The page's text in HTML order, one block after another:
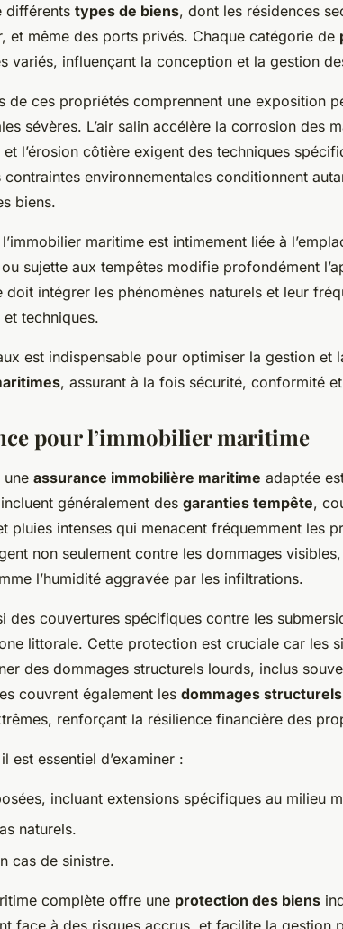
différents types de biens, dont les résidences
et même des ports privés. Chaque catégorie de
variés, influençant la conception et la gestion
de ces propriétés comprennent une exposition
sévères. L’air salin accélère la corrosion des
l’érosion côtière exigent des techniques
environnementales conditionnent
biens.
maritime est intimement liée à
sujette aux tempêtes modifie profondément
doit intégrer les phénomènes naturels et leur
techniques.
est indispensable pour optimiser la gestion et
, assurant à la fois sécurité, conformité
pour l’immobilier maritime
assurance immobilière maritime adaptée
généralement des garanties tempête,
pluies intenses qui menacent fréquemment les
non seulement contre les dommages
l’humidité aggravée par les infiltrations.
des couvertures spécifiques contre les
littorale. Cette protection est cruciale car les
des dommages structurels lourds, inclus
couvrent également les dommages structurels
renforçant la résilience financière des
est essentiel d’examiner :
incluant extensions spécifiques au milieu
naturels.
cas de sinistre.
complète offre une protection des biens
face à des risques accrus, et facilite la gestion